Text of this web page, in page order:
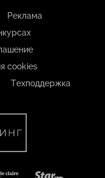
Реклама
cookies
Техподдержка